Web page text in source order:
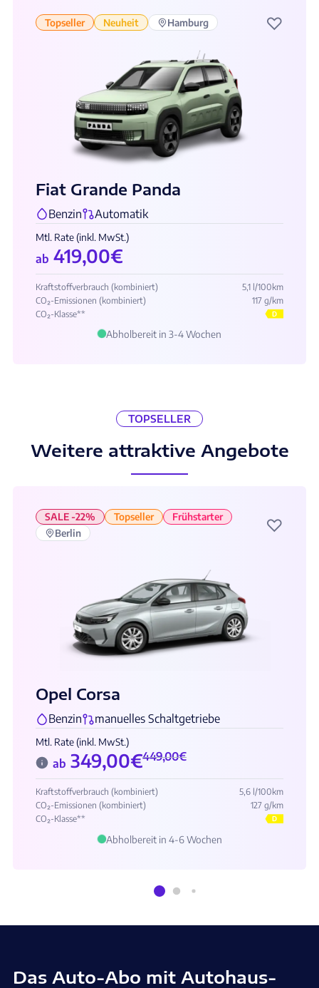
Topseller Neuheit Hamburg ♡
Fiat Grande Panda
Benzin Automatik
Mtl. Rate (inkl. MwSt.)
ab 419,00€
Kraftstoffverbrauch (kombiniert)
5,1 l/100km
CO₂-Emissionen (kombiniert)
117 g/km
CO₂-Klasse**
D
Abholbereit in 3-4 Wochen
TOPSELLER
Weitere attraktive Angebote
SALE -22% Topseller
Frühstarter
Berlin
♡
Opel Corsa
Benzin manuelles Schaltgetriebe
Mtl. Rate (inkl. MwSt.)
ab 449,00€
349,00€
Kraftstoffverbrauch (kombiniert)
5,6 l/100km
CO₂-Emissionen (kombiniert)
127 g/km
CO₂-Klasse**
D
Abholbereit in 4-6 Wochen
Das Auto-Abo mit Autohaus-